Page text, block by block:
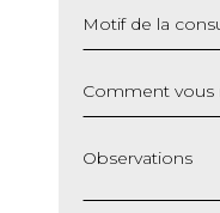
Motif de la
Comment vous
Observations